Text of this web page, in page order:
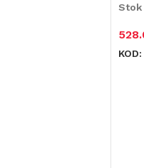
Stok
KOD: